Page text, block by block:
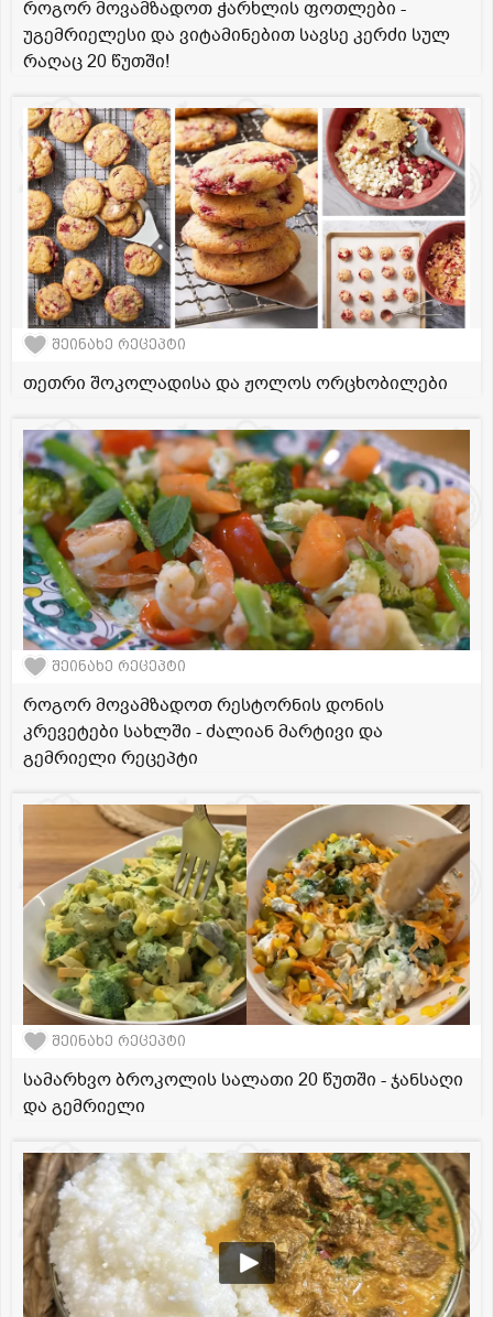
როგორ მოვამზადოთ ჭარხლის ფოთლები -
უგემრიელესი და ვიტამინებით სავსე კერძი სულ
რაღაც 20 წუთში!
შეინახე რეცეპტი
თეთრი შოკოლადისა და ჟოლოს ორცხობილები
შეინახე რეცეპტი
როგორ მოვამზადოთ რესტორნის დონის
კრევეტები სახლში - ძალიან მარტივი და
გემრიელი რეცეპტი
შეინახე რეცეპტი
სამარხვო ბროკოლის სალათი 20 წუთში - ჯანსაღი
და გემრიელი